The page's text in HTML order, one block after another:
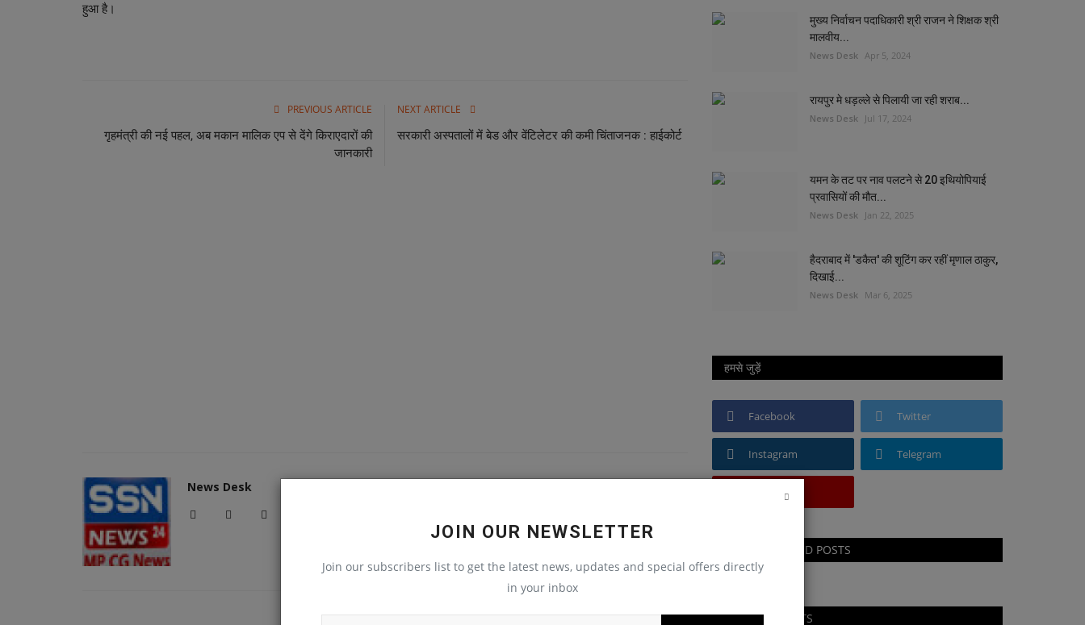
JOIN OUR NEWSLETTER
Join our subscribers list to get the latest news, updates and special offers directly
in your inbox
हुआ है।
PREVIOUS ARTICLE
गृहमंत्री की नई पहल, अब मकान मालिक एप से देंगे किराएदारों की
जानकारी
NEXT ARTICLE
सरकारी अस्पतालों में बेड और वेंटिलेटर की कमी चिंताजनक : हाईकोर्ट
News Desk
मुख्य निर्वाचन पदाधिकारी श्री राजन ने शिक्षक श्री
मालवीय...
News Desk Apr 5, 2024
रायपुर मे धड़ल्ले से पिलायी जा रही शराब...
News Desk Jul 17, 2024
यमन के तट पर नाव पलटने से 20 इथियोपियाई
प्रवासियों की मौत...
News Desk Jan 22, 2025
हैदराबाद में 'डकैत' की शूटिंग कर रहीं मृणाल ठाकुर,
दिखाई...
News Desk Mar 6, 2025
हमसे जुड़ें
Facebook Twitter
Instagram Telegram
Youtube
RECOMMENDED POSTS
RANDOM POSTS